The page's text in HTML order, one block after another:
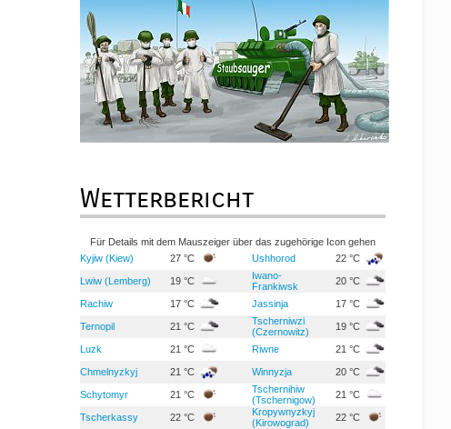
Wetterbericht
Für Details mit dem Mauszeiger über das zugehörige Icon gehen
Kyjiw (Kiew)
27 °C Ushhorod 22 °C
Lwiw (Lemberg) 19 °C
Iwano-
Frankiwsk
20 °C
Rachiw 17 °C Jassinja 17 °C
Ternopil 21 °C
Tscherniwzi
(Czernowitz)
19 °C
Luzk 21 °C Riwne 21 °C
Chmelnyzkyj 21 °C Winnyzja 20 °C
Schytomyr 21 °C
Tschernihiw
(Tschernigow)
21 °C
Tscherkassy 22 °C
Kropywnyzkyj
(Kirowograd)
22 °C